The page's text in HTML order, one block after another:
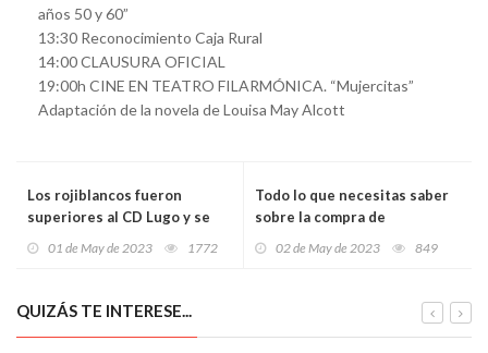
años 50 y 60”
13:30 Reconocimiento Caja Rural
14:00 CLAUSURA OFICIAL
19:00h CINE EN TEATRO FILARMÓNICA. “Mujercitas”
Adaptación de la novela de Louisa May Alcott
Los rojiblancos fueron
superiores al CD Lugo y se
01 de May de 2023 1772
Todo lo que necesitas saber
sobre la compra de
02 de May de 2023 849
QUIZÁS TE INTERESE...